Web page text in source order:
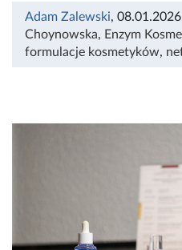
Adam Zalewski, 08.01.2026
Choynowska, Enzym
formulacje kosmetyków,